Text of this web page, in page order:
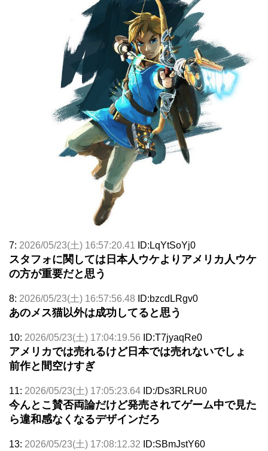
7: 2026/05/23(土) 16:57:20.41 ID:LqYtSoYj0
スタフォに関しては日本人ウケよりアメリカ人ウケ
の方が重要だと思う
8: 2026/05/23(土) 16:57:56.48 ID:bzcdLRgv0
あのメス猫以外は成功してると思う
10: 2026/05/23(土) 17:04:19.56 ID:T7jyaqRe0
アメリカでは売れるけど日本では売れないでしょ
前作と間空けすぎ
11: 2026/05/23(土) 17:05:23.64 ID:/Ds3RLRU0
今んとこ賛否両論だけど発売されてゲーム中で見た
ら違和感なくなるデザインだろ
13: 2026/05/23(土) 17:08:12.32 ID:SBmJstY60